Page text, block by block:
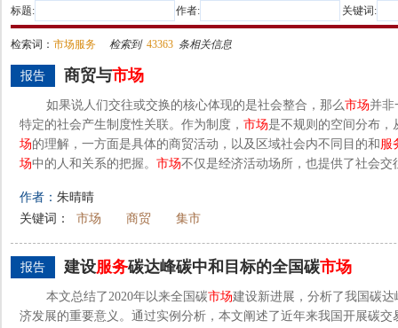
标题: 作者: 关键词:
检索词： 市场服务 检索到 43363 条相关信息
报告 商贸与市场
如果说人们交往或交换的核心体现的是社会整合，那么市场并非
特定的社会产生制度性关联。作为制度， 市场是不规则的空间分布，
场的理解，一方面是具体的商贸活动，以及区域社会内不同目的和 服
场中的人和关系的把握。 市场不仅是经济活动场所，也提供了社会
作者： 朱晴晴
关键词：
市场 商贸 集市
报告 建设服务碳达峰碳中和目标的全国碳市场
本文总结了2020年以来全国碳市场建设新进展，分析了我国碳
济发展的重要意义。通过实例分析，本文阐述了近年来我国开展碳